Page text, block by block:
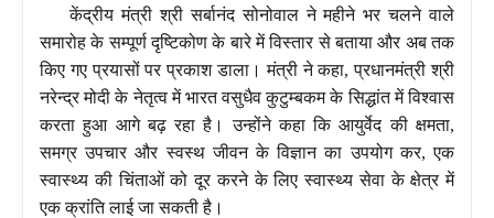
केंद्रीय मंत्री श्री सर्बानंद सोनोवाल ने महीने भर चलने वाले
समारोह के सम्पूर्ण दृष्टिकोण के बारे में विस्तार से बताया और अब तक
किए गए प्रयासों पर प्रकाश डाला। मंत्री ने कहा, प्रधानमंत्री श्री
नरेन्द्र मोदी के नेतृत्व में भारत वसुधैव कुटुम्बकम के सिद्धांत में विश्वास
करता हुआ आगे बढ़ रहा है। उन्होंने कहा कि आयुर्वेद की क्षमता,
समग्र उपचार और स्वस्थ जीवन के विज्ञान का उपयोग कर, एक
स्वास्थ्य की चिंताओं को दूर करने के लिए स्वास्थ्य सेवा के क्षेत्र में
एक क्रांति लाई जा सकती है।